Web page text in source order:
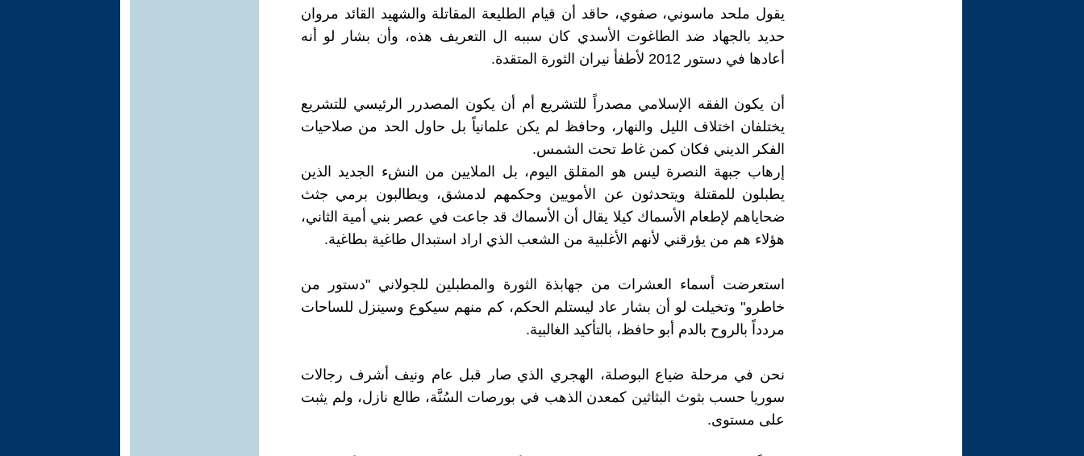
يقول ملحد ماسوني، صفوي، حاقد أن قيام الطليعة المقاتلة والشهيد القائد مروان
حديد بالجهاد ضد الطاغوت الأسدي كان سببه ال التعريف هذه، وأن بشار لو أنه
أعادها في دستور 2012 لأطفأ نيران الثورة المتقدة.
أن يكون الفقه الإسلامي مصدراً للتشريع أم أن يكون المصدرر الرئيسي للتشريع
يختلفان اختلاف الليل والنهار، وحافظ لم يكن علمانياً بل حاول الحد من صلاحيات
الفكر الديني فكان كمن غاط تحت الشمس.
إرهاب جبهة النصرة ليس هو المقلق اليوم، بل الملايين من النشء الجديد الذين
يطبلون للمقتلة ويتحدثون عن الأمويين وحكمهم لدمشق، ويطالبون برمي جثث
ضحاياهم لإطعام الأسماك كيلا يقال أن الأسماك قد جاعت في عصر بني أمية الثاني،
هؤلاء هم من يؤرقني لأنهم الأغلبية من الشعب الذي اراد استبدال طاغية بطاغية.
استعرضت أسماء العشرات من جهابذة الثورة والمطبلين للجولاني "دستور من
خاطرو" وتخيلت لو أن بشار عاد ليستلم الحكم، كم منهم سيكوع وسينزل للساحات
مردداً بالروح بالدم أبو حافظ، بالتأكيد الغالبية.
نحن في مرحلة ضياع البوصلة، الهجري الذي صار قبل عام ونيف أشرف رجالات
سوريا حسب بثوث البثاثين كمعدن الذهب في بورصات السُنَّة، طالع نازل، ولم يثبت
على مستوى.